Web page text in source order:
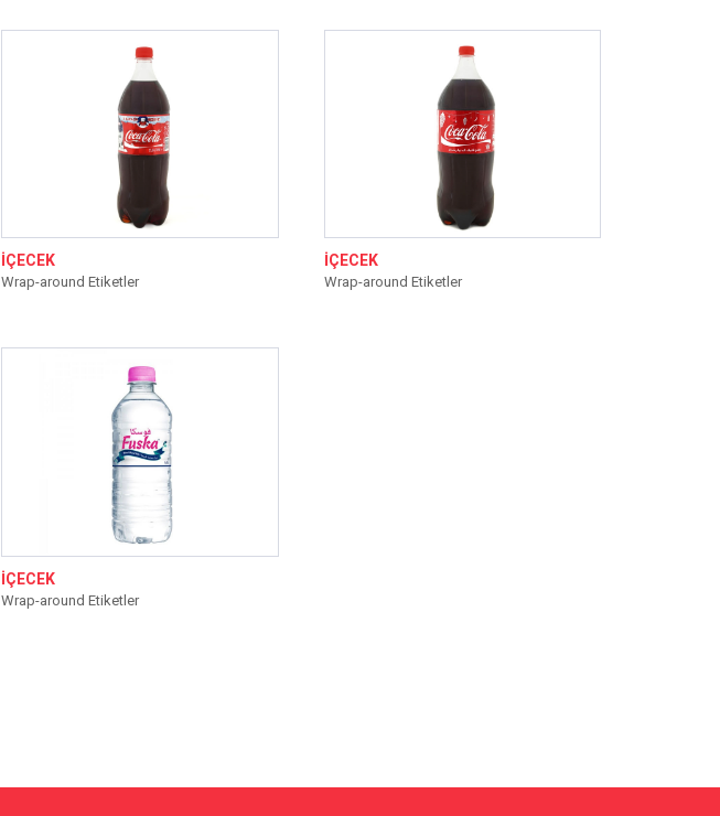
İÇECEK
Wrap-around Etiketler
İÇECEK
Wrap-around Etiketler
İÇECEK
Wrap-around Etiketler